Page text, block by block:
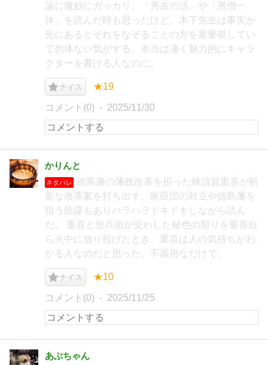
論に微妙にガッカリ。「秀吉の活」や「愚僧一
休」を読んだ時も思ったけど、木下先生は事実が
先にあるとそれをなぞることの方を重要視してい
て勿体ない気がする。本当は凄く魅力的にキャラ
クターを書ける人なのに。
ナイス ★19
コメント(0) 2025/11/30
かりんと
ネタバレ
徳島藩の藩政改革を担った蜂須賀重喜が斬
新な改革案を打ち出す。家臣団の対立や徳島藩を
狙う陰謀もありハラハラドキドキしながら読ん
だ。 重喜と忠兵衛が交わした秘色の契りを重喜自
ら火中に放り投げたとき、重喜は人の気持ちがわ
かる人なのだと思った。不器用なだけで。
ナイス ★10
コメント(0) 2025/11/25
あぶちゃん